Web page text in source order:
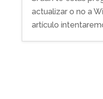
actualizar o no a
artículo